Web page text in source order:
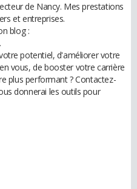
de Nancy. Mes prestations
et entreprises.
blog :
.
potentiel, d'améliorer votre
vous, de booster votre carrière
plus performant ? Contactez-
donnerai les outils pour